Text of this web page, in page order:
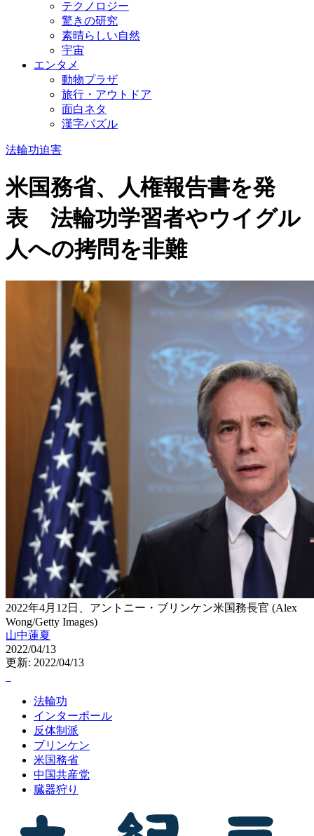
テクノロジー
驚きの研究
素晴らしい自然
宇宙
エンタメ
動物プラザ
旅行・アウトドア
面白ネタ
漢字パズル
法輪功迫害
米国務省、人権報告書を発
表 法輪功学習者やウイグル
人への拷問を非難
2022年4月12日、アントニー・ブリンケン米国務長官 (Alex
Wong/Getty Images)
山中蓮夏
2022/04/13
更新: 2022/04/13
法輪功
インターポール
反体制派
ブリンケン
米国務省
中国共産党
臓器狩り